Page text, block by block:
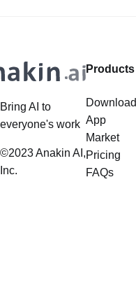
Bring AI to
everyone's work
©2023 Anakin AI,
Inc.
Products
Download
App
Market
Pricing
FAQs